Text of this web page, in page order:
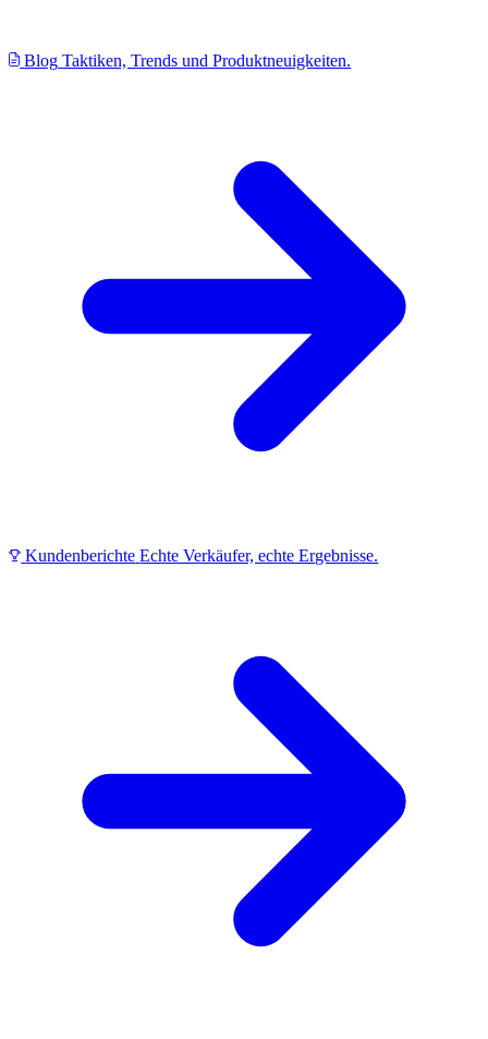
Blog Taktiken, Trends und Produktneuigkeiten.
Kundenberichte Echte Verkäufer, echte Ergebnisse.